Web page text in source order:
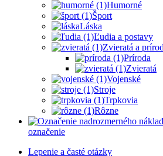
Humorné
Šport
Láska
Ľudia a postavy
Zvieratá a
Príroda
Zvieratá
Vojenské
Stroje
Trpkovia
Rôzne
označenie
Lepenie a časté otázky